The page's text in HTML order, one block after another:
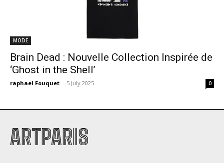
MODE
Brain Dead : Nouvelle Collection Inspirée de
‘Ghost in the Shell’
raphael Fouquet - 5 July 2025 0
ARTPARIS